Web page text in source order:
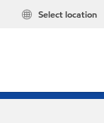
Select location